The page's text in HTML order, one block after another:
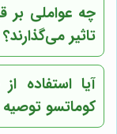
چه عواملی بر
تاثیر می‌گذارند؟
آیا استفاده
کوماتسو